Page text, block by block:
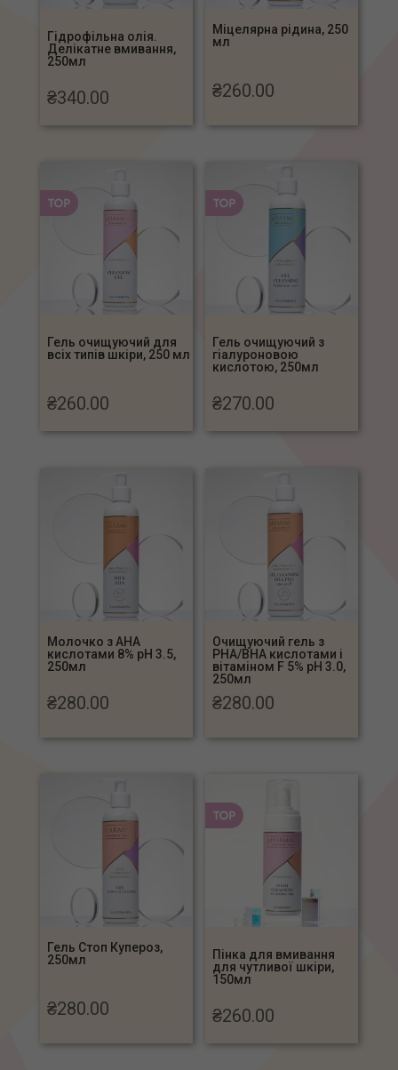
Гідрофільна олія.
Делікатне вмивання,
250мл
₴340.00
Міцелярна рідина, 250
мл
₴260.00
Гель очищуючий для
всіх типів шкіри, 250 мл
₴260.00
Гель очищуючий з
гіалуроновою
кислотою, 250мл
₴270.00
Молочко з АНА
кислотами 8% рН 3.5,
250мл
₴280.00
Очищуючий гель з
PHA/BHA кислотами і
вітаміном F 5% рН 3.0,
250мл
₴280.00
Гель Стоп Купероз,
250мл
₴280.00
Пінка для вмивання
для чутливої шкіри,
150мл
₴260.00